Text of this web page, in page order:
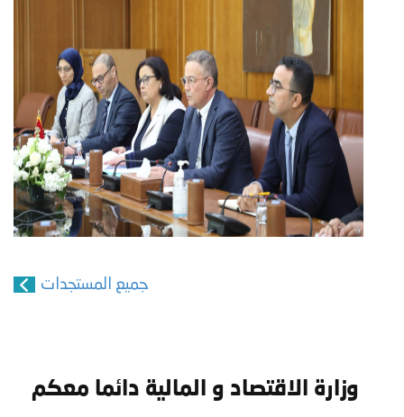
جميع المستجدات
وزارة الاقتصاد و المالية دائما معكم